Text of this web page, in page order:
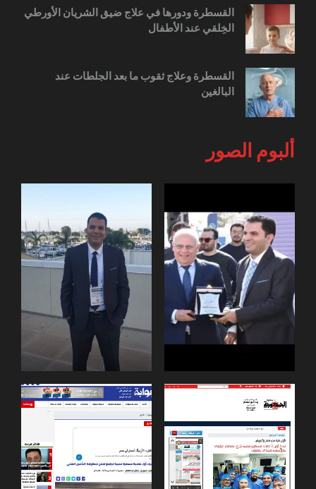
القسطرة ودورها في علاج ضيق الشريان الأورطي
الخِلقي عند الأطفال
القسطرة وعلاج ثقوب ما بعد الجلطات عند
البالغين
ألبوم الصور